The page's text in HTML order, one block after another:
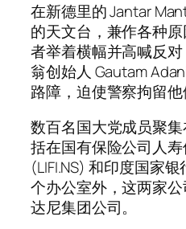
在新德里的 Jantar
的天文台，兼作各种
者举着横幅并高喊反
翁创始人 Gautam
路障，迫使警察拘留他
数百名国大党成员聚
括在国有保险公司人
(LIFI.NS) 和印度国家
个办公室外，这两家
达尼集团公司。